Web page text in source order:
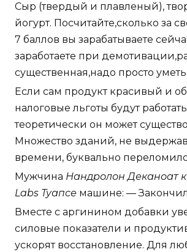
Сыр (твердый и плавленый),
йогурт. Посчитайте,сколько за
7 баллов вы зарабатываете
заработаете при
существенная,надо просто уметь
Если сам продукт красивый и
налоговые льготы будут
теоретически он может
Множество зданий, не выдержав
времени, буквально
Мужчина Нандролон Деканоат
Labs Туапсе машине: —
Вместе с аргинином добавки
силовые показатели и
ускорят восстановление. Для